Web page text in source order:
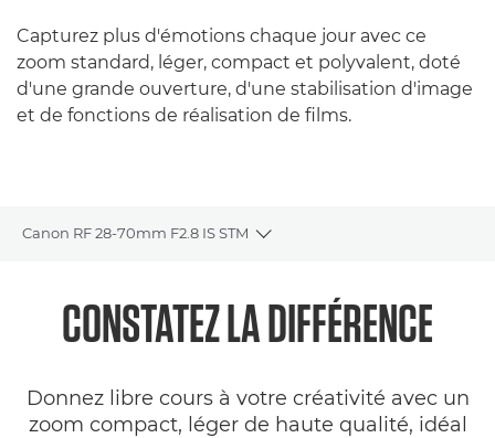
Capturez plus d'émotions chaque jour avec ce
zoom standard, léger, compact et polyvalent, doté
d'une grande ouverture, d'une stabilisation d'image
et de fonctions de réalisation de films.
Canon RF 28-70mm F2.8 IS STM
Toggle breadcrumbs
Caractéristiques
Galerie
CONSTATEZ LA DIFFÉRENCE
Donnez libre cours à votre créativité avec un
zoom compact, léger de haute qualité, idéal